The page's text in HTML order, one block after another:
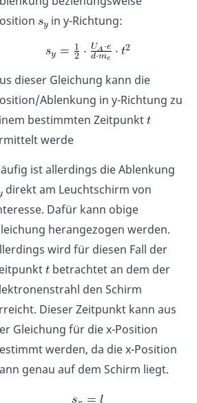
in y-Richtung:
dieser Gleichung kann die
Ablenkung in y-Richtung zu
bestimmten Zeitpunkt
werde
ist allerdings die Ablenkung
direkt am Leuchtschirm von
Dafür kann obige
herangezogen werden.
wird für diesen Fall der
betrachtet an dem der
den Schirm
Dieser Zeitpunkt kann aus
Gleichung für die x-Position
werden, da die x-Position
genau auf dem Schirm liegt.